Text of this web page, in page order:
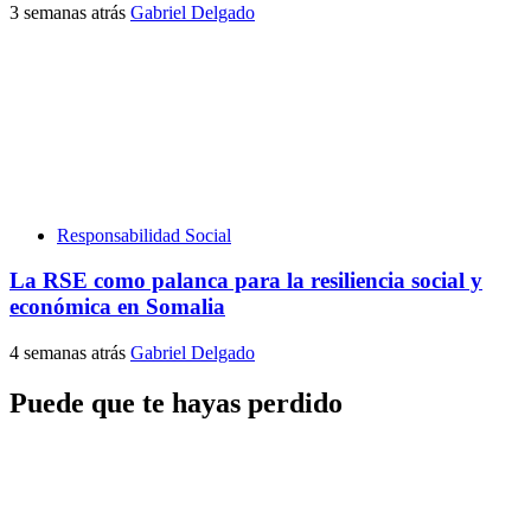
3 semanas atrás Gabriel Delgado
Responsabilidad Social
La RSE como palanca para la resiliencia social y
económica en Somalia
4 semanas atrás Gabriel Delgado
Puede que te hayas perdido